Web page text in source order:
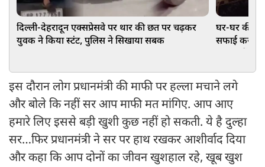
दिल्ली-देहरादून एक्सप्रेसवे पर थार की छत पर चढ़कर
युवक ने किया स्टंट, पुलिस ने सिखाया सबक
घर-घर की
सफाई कर
इस दौरान लोग प्रधानमंत्री की माफी पर हल्ला मचाने लगे
और बोले कि नहीं सर आप माफी मत मांगिए. आप आए
हमारे लिए इससे बड़ी खुशी कुछ नहीं हो सकती. ये है दुल्हा
सर…फिर प्रधानमंत्री ने सर पर हाथ रखकर आशीर्वाद दिया
और कहा कि आप दोनों का जीवन खुशहाल रहे, खूब खुश